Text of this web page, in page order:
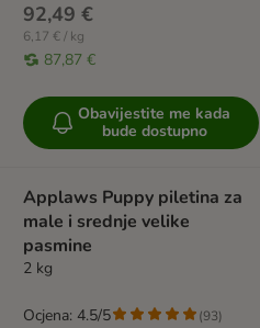
92,49 €
6,17 € / kg
87,87 €
Obavijestite me kada
bude dostupno
Applaws Puppy piletina za
male i srednje velike
pasmine
2 kg
Ocjena: 4.5/5 (93)